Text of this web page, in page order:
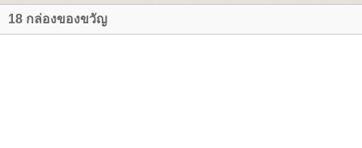
18 กล่องของขวัญ